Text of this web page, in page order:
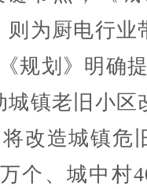
则为厨电行业
规划》明确
城镇老旧小区
将改造城镇危
个、城中村